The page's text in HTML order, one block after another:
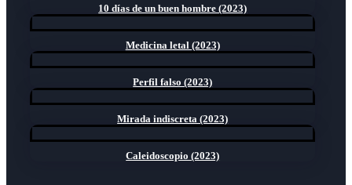
10 días de un buen hombre (2023)
Medicina letal (2023)
Perfil falso (2023)
Mirada indiscreta (2023)
Caleidoscopio (2023)